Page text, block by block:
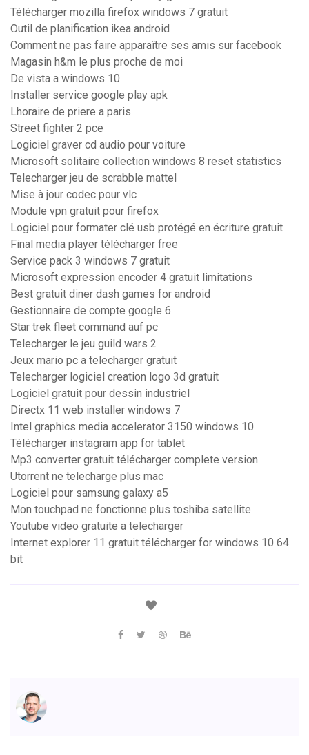
Télécharger mozilla firefox windows 7 gratuit
Outil de planification ikea android
Comment ne pas faire apparaître ses amis sur facebook
Magasin h&m le plus proche de moi
De vista a windows 10
Installer service google play apk
Lhoraire de priere a paris
Street fighter 2 pce
Logiciel graver cd audio pour voiture
Microsoft solitaire collection windows 8 reset statistics
Telecharger jeu de scrabble mattel
Mise à jour codec pour vlc
Module vpn gratuit pour firefox
Logiciel pour formater clé usb protégé en écriture gratuit
Final media player télécharger free
Service pack 3 windows 7 gratuit
Microsoft expression encoder 4 gratuit limitations
Best gratuit diner dash games for android
Gestionnaire de compte google 6
Star trek fleet command auf pc
Telecharger le jeu guild wars 2
Jeux mario pc a telecharger gratuit
Telecharger logiciel creation logo 3d gratuit
Logiciel gratuit pour dessin industriel
Directx 11 web installer windows 7
Intel graphics media accelerator 3150 windows 10
Télécharger instagram app for tablet
Mp3 converter gratuit télécharger complete version
Utorrent ne telecharge plus mac
Logiciel pour samsung galaxy a5
Mon touchpad ne fonctionne plus toshiba satellite
Youtube video gratuite a telecharger
Internet explorer 11 gratuit télécharger for windows 10 64
bit